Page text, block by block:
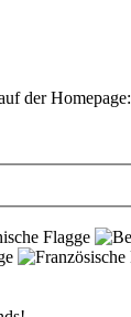
der Homepage: